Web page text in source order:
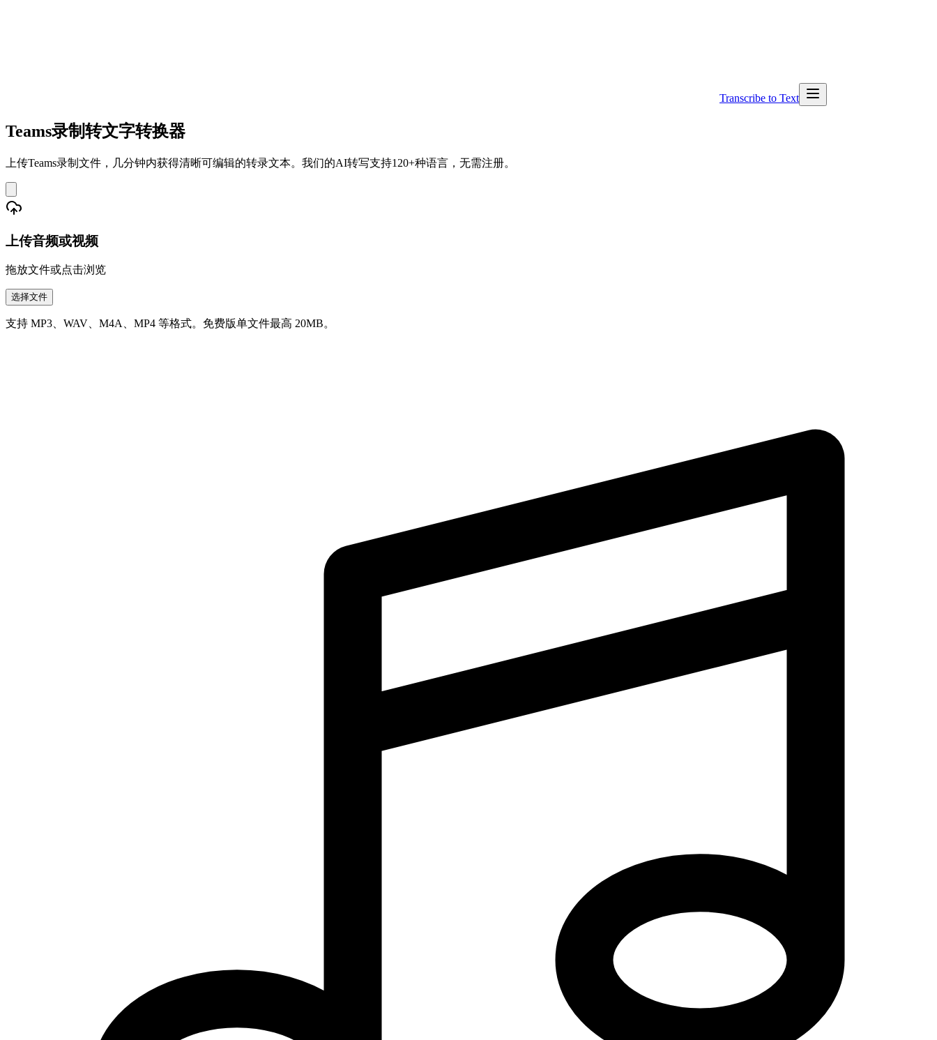
Transcribe to Text
Teams录制转文字转换器
上传Teams录制文件，几分钟内获得清晰可编辑的转录文本。我们的AI转写支持120+种语言，无需注册。
上传音频或视频
拖放文件或点击浏览
选择文件
支持 MP3、WAV、M4A、MP4 等格式。免费版单文件最高 20MB。